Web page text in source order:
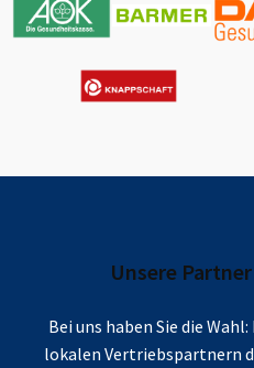
Unsere
Bei uns haben Sie die
lokalen Vertriebspartnern